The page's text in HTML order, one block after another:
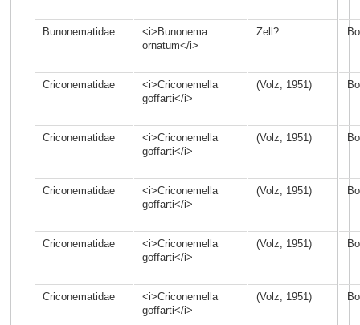
Bunonematidae
<i>Bunonema
ornatum</i>
Zell?
Criconematidae
<i>Criconemella
goffarti</i>
(Volz, 1951)
Criconematidae
<i>Criconemella
goffarti</i>
(Volz, 1951)
Criconematidae
<i>Criconemella
goffarti</i>
(Volz, 1951)
Criconematidae
<i>Criconemella
goffarti</i>
(Volz, 1951)
Criconematidae
<i>Criconemella
goffarti</i>
(Volz, 1951)